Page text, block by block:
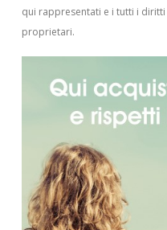
qui rappresentati e i tutti i
proprietari.